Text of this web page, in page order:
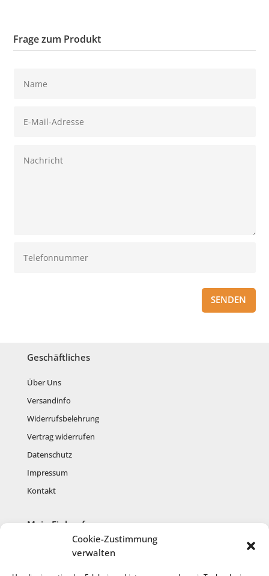
Cookie-Zustimmung
verwalten
Frage zum Produkt
SENDEN
Geschäftliches
Über Uns
Versandinfo
Widerrufsbelehrung
Vertrag widerrufen
Datenschutz
Impressum
Kontakt
Mein Einkauf